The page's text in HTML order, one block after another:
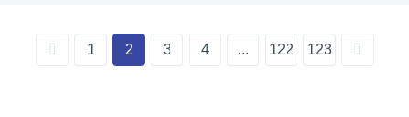
1 2 3 4 ... 122 123